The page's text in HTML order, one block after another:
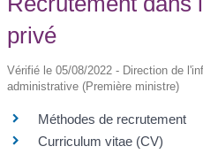
privé
Vérifié le 05/08/2022 - Direction de
administrative (Première ministre)
Méthodes de recrutement
Curriculum vitae (CV)